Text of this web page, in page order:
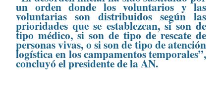
un orden donde los voluntarios y las
voluntarias son distribuidos según las
prioridades que se establezcan, si son de
tipo médico, si son de tipo de rescate de
personas vivas, o si son de tipo de atención
logística en los campamentos temporales”,
concluyó el presidente de la AN.